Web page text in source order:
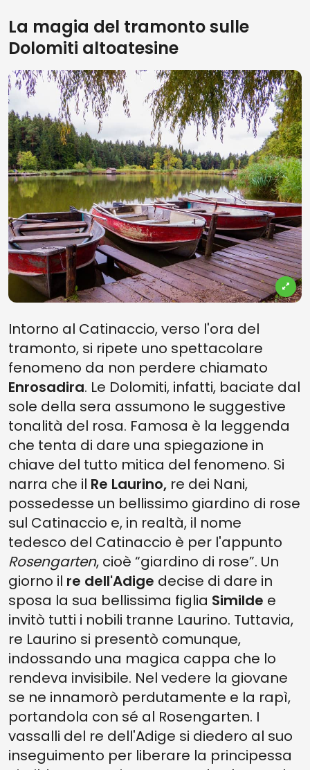
La magia del tramonto sulle
Dolomiti altoatesine
Intorno al Catinaccio, verso l'ora del
tramonto, si ripete uno spettacolare
fenomeno da non perdere chiamato
Enrosadira. Le Dolomiti, infatti, baciate dal
sole della sera assumono le suggestive
tonalità del rosa. Famosa è la leggenda
che tenta di dare una spiegazione in
chiave del tutto mitica del fenomeno. Si
narra che il Re Laurino, re dei Nani,
possedesse un bellissimo giardino di rose
sul Catinaccio e, in realtà, il nome
tedesco del Catinaccio è per l'appunto
Rosengarten, cioè “giardino di rose”. Un
giorno il re dell'Adige decise di dare in
sposa la sua bellissima figlia Similde e
invitò tutti i nobili tranne Laurino. Tuttavia,
re Laurino si presentò comunque,
indossando una magica cappa che lo
rendeva invisibile. Nel vedere la giovane
se ne innamorò perdutamente e la rapì,
portandola con sé al Rosengarten. I
vassalli del re dell'Adige si diedero al suo
inseguimento per liberare la principessa